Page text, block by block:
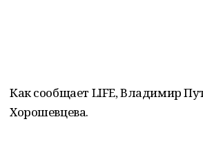
Как сообщает LIFE, Владимир
Хорошевцева.